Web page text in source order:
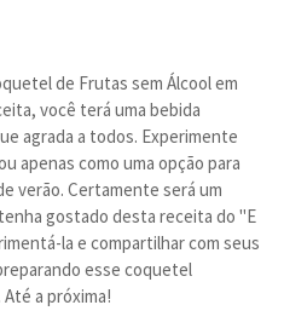
de Frutas sem Álcool em
você terá uma bebida
agrada a todos. Experimente
apenas como uma opção para
verão. Certamente será um
gostado desta receita do "E
la e compartilhar com seus
esse coquetel
a próxima!